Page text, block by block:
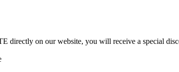
directly on our website, you will receive a special